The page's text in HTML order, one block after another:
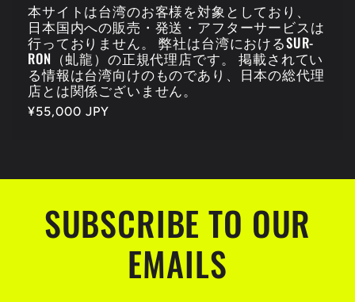
本サイトは台湾のお客様を対象としており、
日本国内への販売・発送・アフターサービスは
行っておりません。 弊社は台湾におけるSUR-
RON（虬龍）の正規代理店です。 掲載されてい
る情報は台湾向けのものであり、日本の総代理
店とは関係ございません。
通
¥55,000 JPY
SUBSCRIBE TO OUR
EMAILS